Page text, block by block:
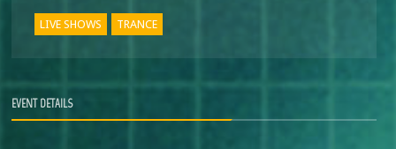
LIVE SHOWS TRANCE
EVENT DETAILS